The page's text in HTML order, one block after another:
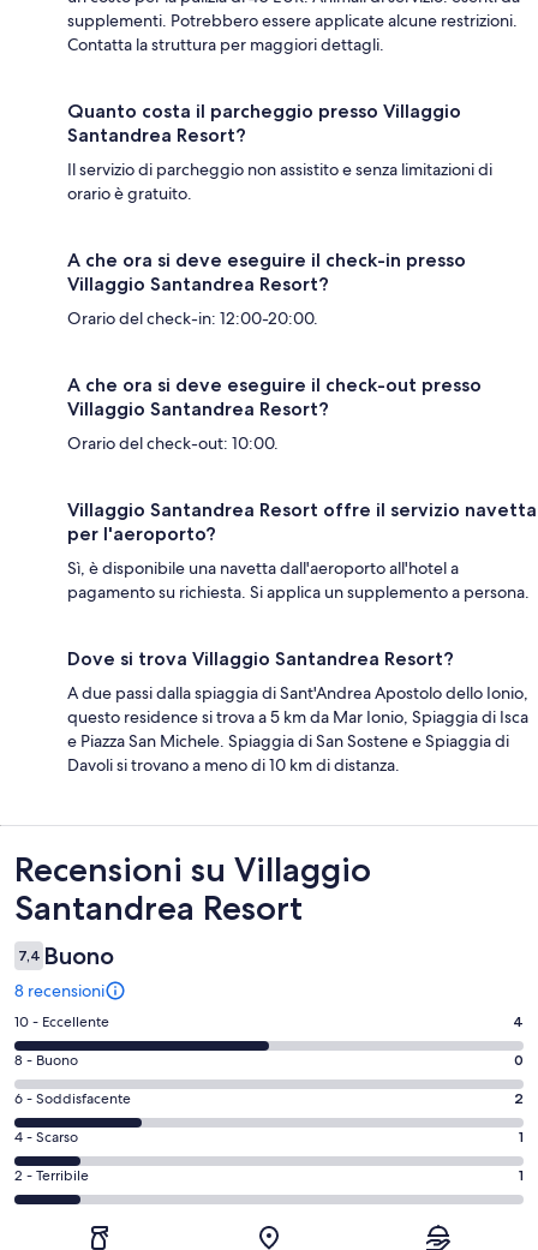
supplementi. Potrebbero essere applicate alcune restrizioni.
Contatta la struttura per maggiori dettagli.
Quanto costa il parcheggio presso Villaggio
Santandrea Resort?
Il servizio di parcheggio non assistito e senza limitazioni di
orario è gratuito.
A che ora si deve eseguire il check-in presso
Villaggio Santandrea Resort?
Orario del check-in: 12:00-20:00.
A che ora si deve eseguire il check-out presso
Villaggio Santandrea Resort?
Orario del check-out: 10:00.
Villaggio Santandrea Resort offre il servizio navetta
per l'aeroporto?
Sì, è disponibile una navetta dall'aeroporto all'hotel a
pagamento su richiesta. Si applica un supplemento a persona.
Dove si trova Villaggio Santandrea Resort?
A due passi dalla spiaggia di Sant'Andrea Apostolo dello Ionio,
questo residence si trova a 5 km da Mar Ionio, Spiaggia di Isca
e Piazza San Michele. Spiaggia di San Sostene e Spiaggia di
Davoli si trovano a meno di 10 km di distanza.
Recensioni
Recensioni su Villaggio
Santandrea Resort
7,4 Buono
8 recensioni
Valutazione
di
10
-
Eccellente.
4
su
8
recensioni
10 - Eccellente 4
Valutazione
di
8
-
Buono.
0
8 - Buono 0
Valutazione
di
6
-
Soddisfacente.
6 - Soddisfacente 2
Valutazione
di
4
4 - Scarso 1
Valutazione
di
2 - Terribile 1